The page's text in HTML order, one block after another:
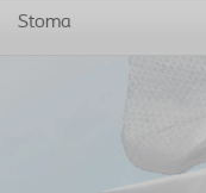
Stoma